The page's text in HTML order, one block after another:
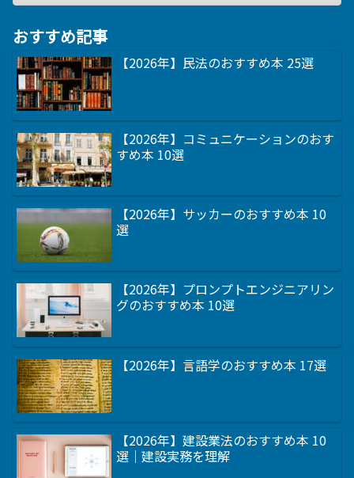
おすすめ記事
【2026年】民法のおすすめ本 25選
【2026年】コミュニケーションのおす
すめ本 10選
【2026年】サッカーのおすすめ本 10
選
【2026年】プロンプトエンジニアリン
グのおすすめ本 10選
【2026年】言語学のおすすめ本 17選
【2026年】建設業法のおすすめ本 10
選｜建設実務を理解